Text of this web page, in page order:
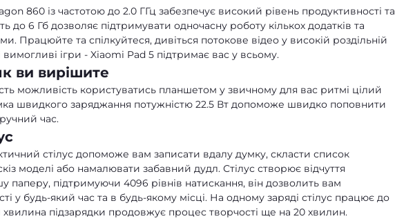
860 із частотою до 2.0 ГГц забезпечує високий рівень продуктивності та
до 6 Гб дозволяє підтримувати одночасну роботу кількох додатків та
Працюйте та спілкуйтеся, дивіться потокове відео у високій роздільній
вимогливі ігри - Xiaomi Pad 5 підтримає вас у всьому.
ви вирішите
можливість користуватись планшетом у звичному для вас ритмі цілий
швидкого заряджання потужністю 22.5 Вт допоможе швидко поповнити
час.
стілус допоможе вам записати вдалу думку, скласти список
моделі або намалювати забавний дудл. Стілус створює відчуття
підтримуючи 4096 рівнів натискання, він дозволить вам
у будь-який час та в будь-якому місці. На одному заряді стілус працює до
підзарядки продовжує процес творчості ще на 20 хвилин.